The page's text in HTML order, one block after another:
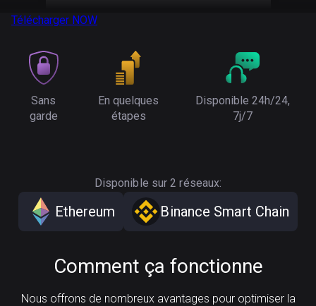
Télécharger NOW
Sans
garde
En quelques
étapes
Disponible 24h/24,
7j/7
Disponible sur 2 réseaux:
Ethereum Binance Smart Chain
Comment ça fonctionne
Nous offrons de nombreux avantages pour optimiser la